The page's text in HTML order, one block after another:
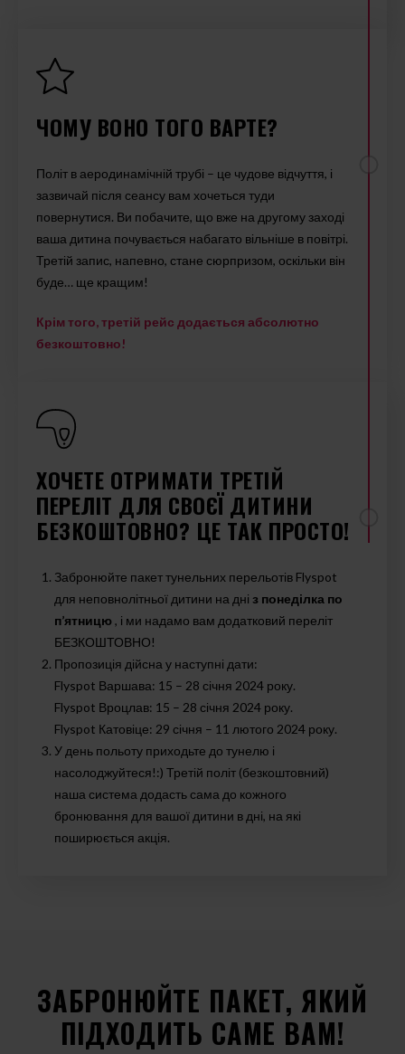
ЧОМУ ВОНО ТОГО ВАРТЕ?
Політ в аеродинамічній трубі – це чудове відчуття, і
зазвичай після сеансу вам хочеться туди
повернутися. Ви побачите, що вже на другому заході
ваша дитина почувається набагато вільніше в повітрі.
Третій запис, напевно, стане сюрпризом, оскільки він
буде… ще кращим!
Крім того, третій рейс додається абсолютно
безкоштовно!
ХОЧЕТЕ ОТРИМАТИ ТРЕТІЙ
ПЕРЕЛІТ ДЛЯ СВОЄЇ ДИТИНИ
БЕЗКОШТОВНО? ЦЕ ТАК ПРОСТО!
Забронюйте пакет тунельних перельотів Flyspot
для неповнолітньої дитини на дні з понеділка по
п’ятницю , і ми надамо вам додатковий переліт
БЕЗКОШТОВНО!
Пропозиція дійсна у наступні дати:
Flyspot Варшава: 15 – 28 січня 2024 року.
Flyspot Вроцлав: 15 – 28 січня 2024 року.
Flyspot Катовіце: 29 січня – 11 лютого 2024 року.
У день польоту приходьте до тунелю і
насолоджуйтеся!:) Третій політ (безкоштовний)
наша система додасть сама до кожного
бронювання для вашої дитини в дні, на які
поширюється акція.
ЗАБРОНЮЙТЕ ПАКЕТ, ЯКИЙ
ПІДХОДИТЬ САМЕ ВАМ!